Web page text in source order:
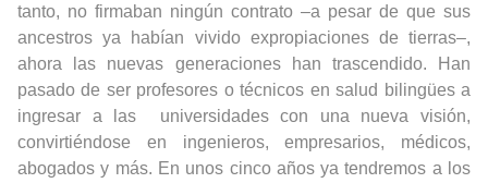
tanto, no firmaban ningún contrato –a pesar de que sus
ancestros ya habían vivido expropiaciones de tierras–,
ahora las nuevas generaciones han trascendido. Han
pasado de ser profesores o técnicos en salud bilingües a
ingresar a las universidades con una nueva visión,
convirtiéndose en ingenieros, empresarios, médicos,
abogados y más. En unos cinco años ya tendremos a los